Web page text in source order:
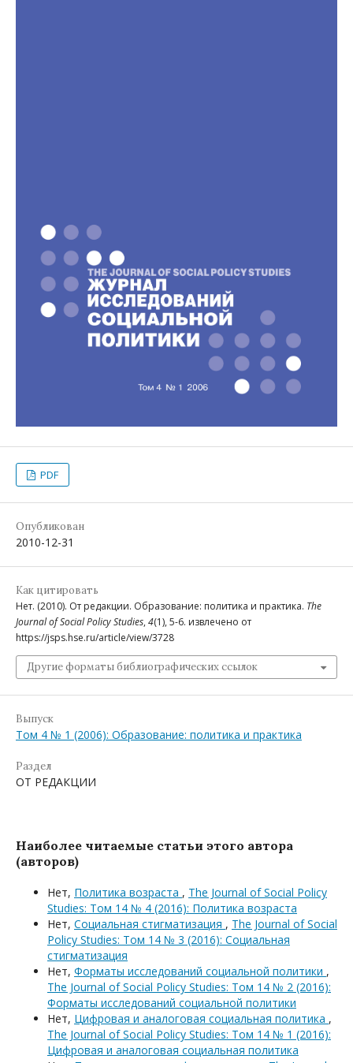
PDF
Опубликован
2010-12-31
Как цитировать
Нет. (2010). От редакции. Образование: политика и практика. The
Journal of Social Policy Studies, 4(1), 5-6. извлечено от
https://jsps.hse.ru/article/view/3728
Другие форматы библиографических ссылок
Выпуск
Том 4 № 1 (2006): Образование: политика и практика
Раздел
ОТ РЕДАКЦИИ
Наиболее читаемые статьи этого автора
(авторов)
Нет, Политика возраста , The Journal of Social Policy
Studies: Том 14 № 4 (2016): Политика возраста
Нет, Социальная стигматизация , The Journal of Social
Policy Studies: Том 14 № 3 (2016): Социальная
стигматизация
Нет, Форматы исследований социальной политики ,
The Journal of Social Policy Studies: Том 14 № 2 (2016):
Форматы исследований социальной политики
Нет, Цифровая и аналоговая социальная политика ,
The Journal of Social Policy Studies: Том 14 № 1 (2016):
Цифровая и аналоговая социальная политика